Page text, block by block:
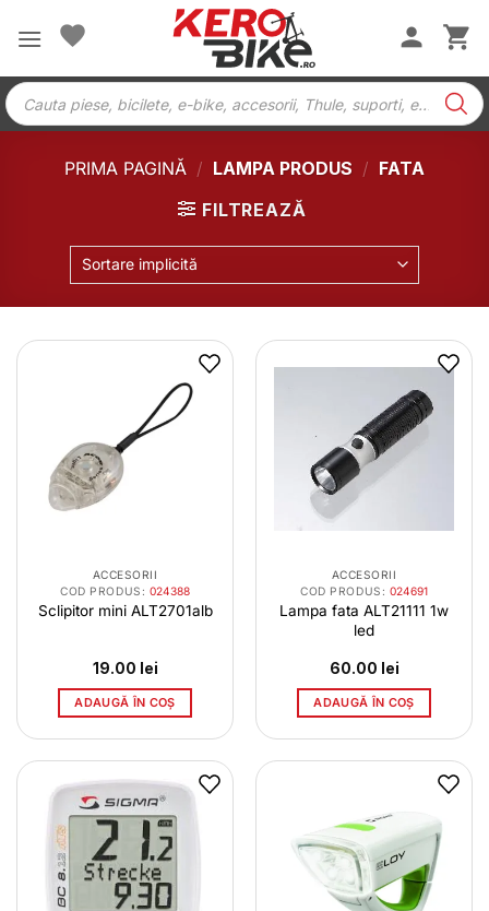
Products
search
PRIMA PAGINĂ / LAMPA PRODUS / FATA
FILTREAZĂ
Sortare implicită
ACCESORII
COD PRODUS: 024388
Sclipitor mini ALT2701alb
19.00 lei
ADAUGĂ ÎN COȘ
ACCESORII
COD PRODUS: 024691
Lampa fata ALT21111 1w
led
60.00 lei
ADAUGĂ ÎN COȘ